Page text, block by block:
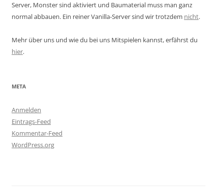
Server, Monster sind aktiviert und Baumaterial muss man ganz
normal abbauen. Ein reiner Vanilla-Server sind wir trotzdem nicht.
Mehr über uns und wie du bei uns Mitspielen kannst, erfährst du
hier.
META
Anmelden
Eintrags-Feed
Kommentar-Feed
WordPress.org